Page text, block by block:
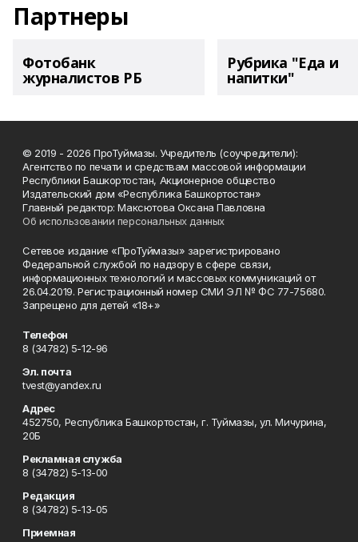
Партнеры
Фотобанк
журналистов РБ
Рубрика "Еда и
напитки"
© 2019 - 2026 ПроТуймазы. Учредитель (соучредители):
Агентство по печати и средствам массовой информации
Республики Башкортостан, Акционерное общество
Издательский дом «Республика Башкортостан»
Главный редактор: Максютова Оксана Павловна
Об использовании персональных данных
Сетевое издание «ПроТуймазы» зарегистрировано
Федеральной службой по надзору в сфере связи,
информационных технологий и массовых коммуникаций от
26.04.2019. Регистрационный номер СМИ ЭЛ № ФС 77-75680.
Запрещено для детей «18+»
Телефон
8 (34782) 5-12-96
Эл. почта
tvest@yandex.ru
Адрес
452750, Республика Башкортостан, г. Туймазы, ул. Мичурина,
20Б
Рекламная служба
8 (34782) 5-13-00
Редакция
8 (34782) 5-13-05
Приемная